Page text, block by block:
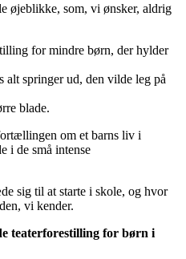
øjeblikke, som, vi ønsker, aldrig
for mindre børn, der hylder
alt springer ud, den vilde leg på
blade.
om et barns liv i
i de små intense
sig til at starte i skole, og hvor
vi kender.
teaterforestilling for børn i